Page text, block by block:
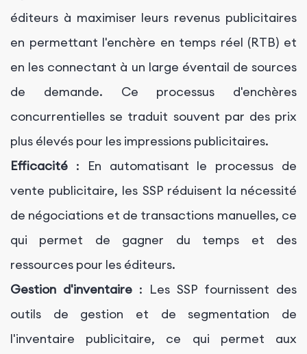
éditeurs à maximiser leurs revenus publicitaires
en permettant l'enchère en temps réel (RTB) et
en les connectant à un large éventail de sources
de demande. Ce processus d'enchères
concurrentielles se traduit souvent par des prix
plus élevés pour les impressions publicitaires.
Efficacité : En automatisant le processus de
vente publicitaire, les SSP réduisent la nécessité
de négociations et de transactions manuelles, ce
qui permet de gagner du temps et des
ressources pour les éditeurs.
Gestion d'inventaire : Les SSP fournissent des
outils de gestion et de segmentation de
l'inventaire publicitaire, ce qui permet aux